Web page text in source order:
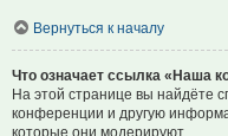
Вернуться к началу
Что означает ссылка «Наша
На этой странице вы найдёте
конференции и другую
которые они модерируют.